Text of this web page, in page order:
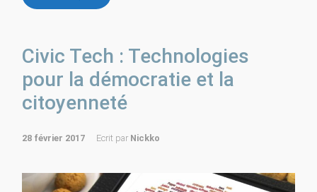
Civic Tech : Technologies
pour la démocratie et la
citoyenneté
28 février 2017 Ecrit par Nickko